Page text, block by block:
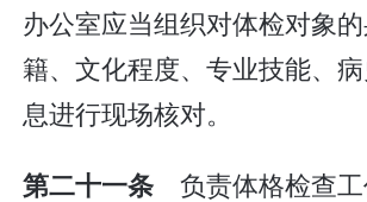
办公室应当组织对体检对象
籍、文化程度、专业技能、
息进行现场核对。
第二十一条 负责体格检查工